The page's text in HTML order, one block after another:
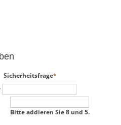
Pflichtfeld
Sicherheitsfrage*
Bitte addieren Sie 8 und 5.